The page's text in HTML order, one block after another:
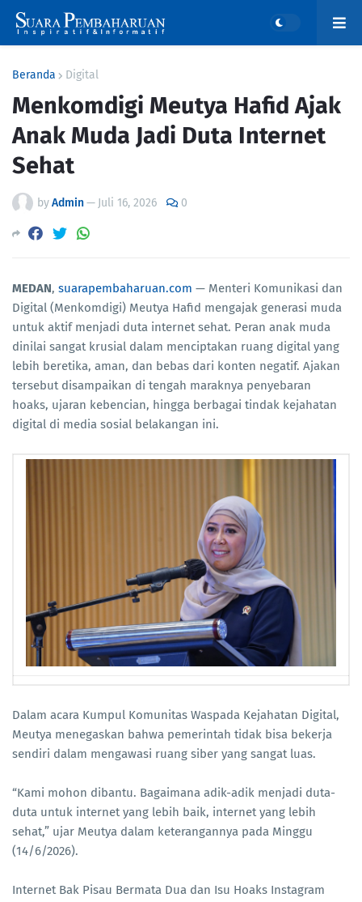
Beranda Digital
Menkomdigi Meutya Hafid Ajak
Anak Muda Jadi Duta Internet
Sehat
byAdmin— Juli 16, 2026 0
MEDAN, suarapembaharuan.com — Menteri Komunikasi dan
Digital (Menkomdigi) Meutya Hafid mengajak generasi muda
untuk aktif menjadi duta internet sehat. Peran anak muda
dinilai sangat krusial dalam menciptakan ruang digital yang
lebih beretika, aman, dan bebas dari konten negatif. Ajakan
tersebut disampaikan di tengah maraknya penyebaran
hoaks, ujaran kebencian, hingga berbagai tindak kejahatan
digital di media sosial belakangan ini.
Dalam acara Kumpul Komunitas Waspada Kejahatan Digital,
Meutya menegaskan bahwa pemerintah tidak bisa bekerja
sendiri dalam mengawasi ruang siber yang sangat luas.
“Kami mohon dibantu. Bagaimana adik-adik menjadi duta-
duta untuk internet yang lebih baik, internet yang lebih
sehat,” ujar Meutya dalam keterangannya pada Minggu
(14/6/2026).
Internet Bak Pisau Bermata Dua dan Isu Hoaks Instagram